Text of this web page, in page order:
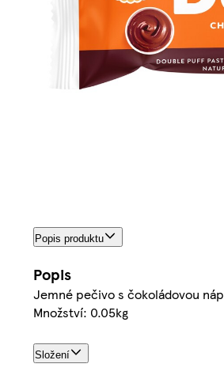
Popis produktu
Popis
Jemné pečivo s čokoládovou
Množství: 0.05kg
Složení